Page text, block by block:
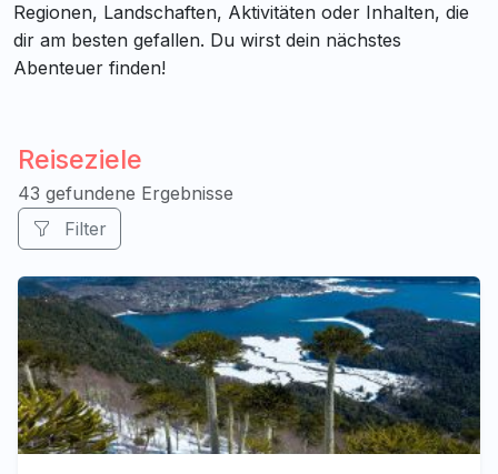
Regionen, Landschaften, Aktivitäten oder Inhalten, die
dir am besten gefallen. Du wirst dein nächstes
Abenteuer finden!
Reiseziele
43 gefundene Ergebnisse
Filter